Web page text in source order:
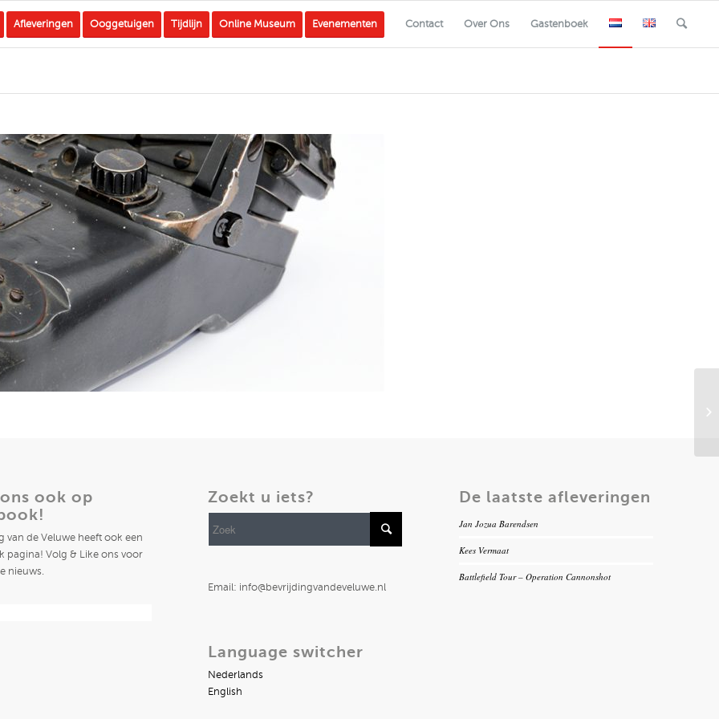
Afleveringen Ooggetuigen Tijdlijn Online Museum Evenementen Contact Over Ons Gastenboek
ook op
van de Veluwe heeft ook een
pagina! Volg & Like ons voor
nieuws.
Zoekt u iets?
Email: info@bevrijdingvandeveluwe.nl
Language switcher
Nederlands
English
De laatste afleveringen
Jan Jozua Barendsen
Kees Vermaat
Battlefield Tour – Operation Cannonshot